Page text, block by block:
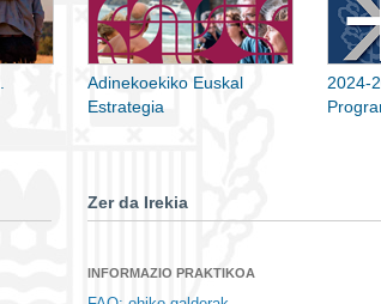
Adinekoekiko Euskal
Estrategia
2024-
Zer da Irekia
INFORMAZIO PRAKTIKOA